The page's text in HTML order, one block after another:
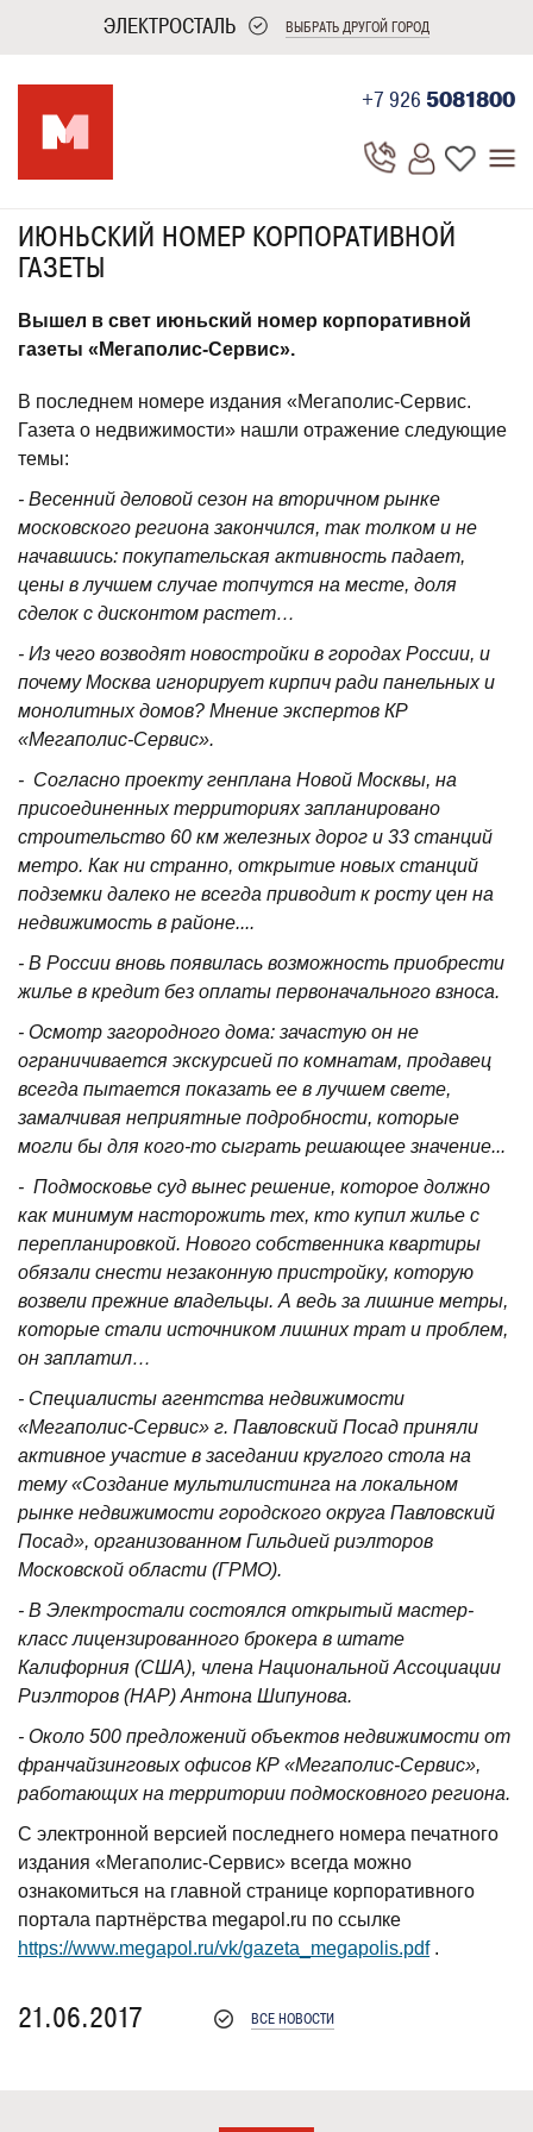
ЭЛЕКТРОСТАЛЬ ВЫБРАТЬ ДРУГОЙ ГОРОД
+7 926 5081800
ИЮНЬСКИЙ НОМЕР КОРПОРАТИВНОЙ
ГАЗЕТЫ
Вышел в свет июньский номер корпоративной
газеты «Мегаполис-Сервис».
В последнем номере издания «Мегаполис-Сервис.
Газета о недвижимости» нашли отражение следующие
темы:
- Весенний деловой сезон на вторичном рынке
московского региона закончился, так толком и не
начавшись: покупательская активность падает,
цены в лучшем случае топчутся на месте, доля
сделок с дисконтом растет…
- Из чего возводят новостройки в городах России, и
почему Москва игнорирует кирпич ради панельных и
монолитных домов? Мнение экспертов КР
«Мегаполис-Сервис».
- Согласно проекту генплана Новой Москвы, на
присоединенных территориях запланировано
строительство 60 км железных дорог и 33 станций
метро. Как ни странно, открытие новых станций
подземки далеко не всегда приводит к росту цен на
недвижимость в районе....
- В России вновь появилась возможность приобрести
жилье в кредит без оплаты первоначального взноса.
- Осмотр загородного дома: зачастую он не
ограничивается экскурсией по комнатам, продавец
всегда пытается показать ее в лучшем свете,
замалчивая неприятные подробности, которые
могли бы для кого-то сыграть решающее значение...
- Подмосковье суд вынес решение, которое должно
как минимум насторожить тех, кто купил жилье с
перепланировкой. Нового собственника квартиры
обязали снести незаконную пристройку, которую
возвели прежние владельцы. А ведь за лишние метры,
которые стали источником лишних трат и проблем,
он заплатил…
- Специалисты агентства недвижимости
«Мегаполис-Сервис» г. Павловский Посад приняли
активное участие в заседании круглого стола на
тему «Создание мультилистинга на локальном
рынке недвижимости городского округа Павловский
Посад», организованном Гильдией риэлторов
Московской области (ГРМО).
- В Электростали состоялся открытый мастер-
класс лицензированного брокера в штате
Калифорния (США), члена Национальной Ассоциации
Риэлторов (НАР) Антона Шипунова.
- Около 500 предложений объектов недвижимости от
франчайзинговых офисов КР «Мегаполис-Сервис»,
работающих на территории подмосковного региона.
С электронной версией последнего номера печатного
издания «Мегаполис-Сервис» всегда можно
ознакомиться на главной странице корпоративного
портала партнёрства megapol.ru по ссылке
https://www.megapol.ru/vk/gazeta_megapolis.pdf.
21.06.2017 ВСЕ НОВОСТИ